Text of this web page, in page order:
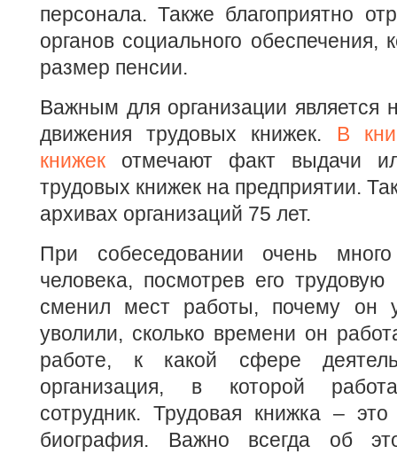
персонала. Также благоприятно
органов социального обеспечения,
размер пенсии.
Важным для организации является
движения трудовых книжек. В
книжек отмечают факт выдачи
трудовых книжек на предприятии.
архивах организаций 75 лет.
При собеседовании очень
человека, посмотрев его
сменил мест работы, почему он
уволили, сколько времени он
работе, к какой сфере
организация, в которой
сотрудник. Трудовая книжка –
биография. Важно всегда об